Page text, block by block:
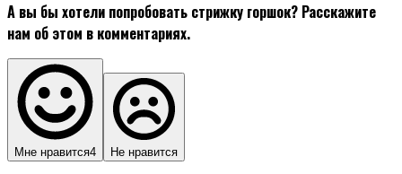
А вы бы хотели попробовать стрижку горшок? Расскажите
нам об этом в комментариях.
Мне нравится4 Не нравится